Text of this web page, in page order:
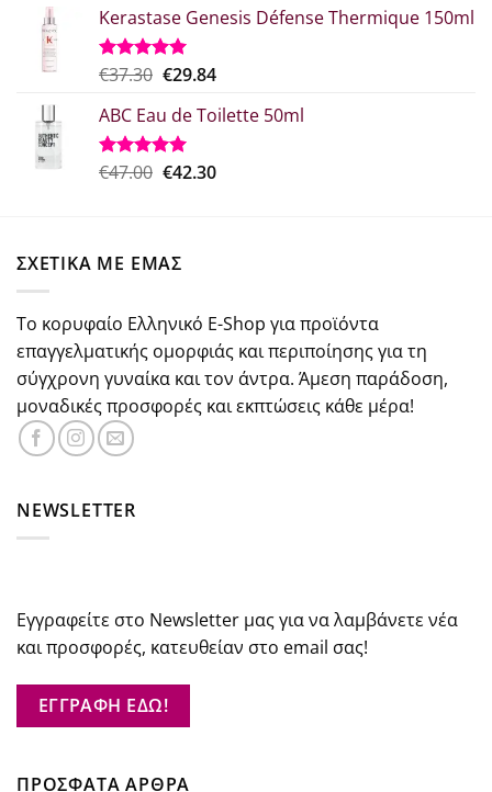
από 5
was:
€29.00.
τιμή
€21.75.
Kerastase Genesis Défense Thermique 150ml
Βαθμολογήθηκε
από 5
€37.30 Original
was:
€37.30.
€29.84Η
τιμή
€29.84.
ABC Eau de Toilette 50ml
Βαθμολογήθηκε
€47.00 Original
€42.30Η
ΣΧΕΤΙΚΑ ΜΕ ΕΜΑΣ
Το κορυφαίο Ελληνικό E-Shop για προϊόντα
επαγγελματικής ομορφιάς και περιποίησης για τη
σύγχρονη γυναίκα και τον άντρα. Άμεση παράδοση,
μοναδικές προσφορές και εκπτώσεις κάθε μέρα!
NEWSLETTER
Εγγραφείτε στο Newsletter μας για να λαμβάνετε νέα
και προσφορές, κατευθείαν στο email σας!
ΕΓΓΡΑΦΗ ΕΔΩ!
ΠΡΟΣΦΑΤΑ ΑΡΘΡΑ